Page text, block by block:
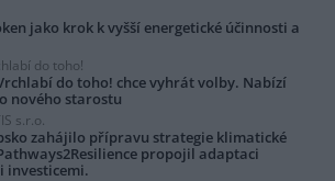
jako krok k vyšší energetické účinnosti a
do toho!
do toho! chce vyhrát volby. Nabízí
nového starostu
s.r.o.
zahájilo přípravu strategie klimatické
propojil adaptaci
investicemi.